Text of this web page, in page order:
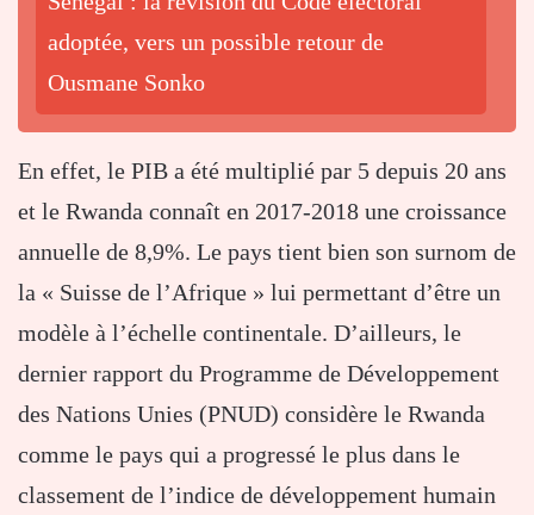
adoptée, vers un possible retour de
Ousmane Sonko
En effet, le PIB a été multiplié par 5 depuis 20 ans
et le Rwanda connaît en 2017-2018 une croissance
annuelle de 8,9%. Le pays tient bien son surnom de
la « Suisse de l’Afrique » lui permettant d’être un
modèle à l’échelle continentale. D’ailleurs, le
dernier rapport du Programme de Développement
des Nations Unies (PNUD) considère le Rwanda
comme le pays qui a progressé le plus dans le
classement de l’indice de développement humain